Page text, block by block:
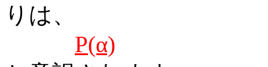
りは、
P(α)